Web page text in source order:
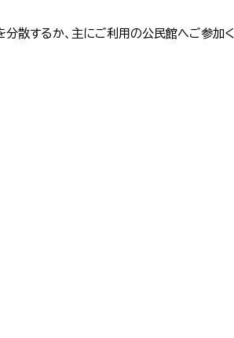
散するか、主にご利用の公民館へご参加く